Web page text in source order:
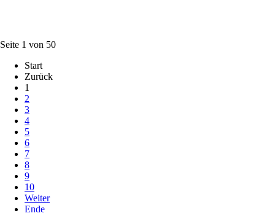
Seite 1 von 50
Start
Zurück
1
2
3
4
5
6
7
8
9
10
Weiter
Ende